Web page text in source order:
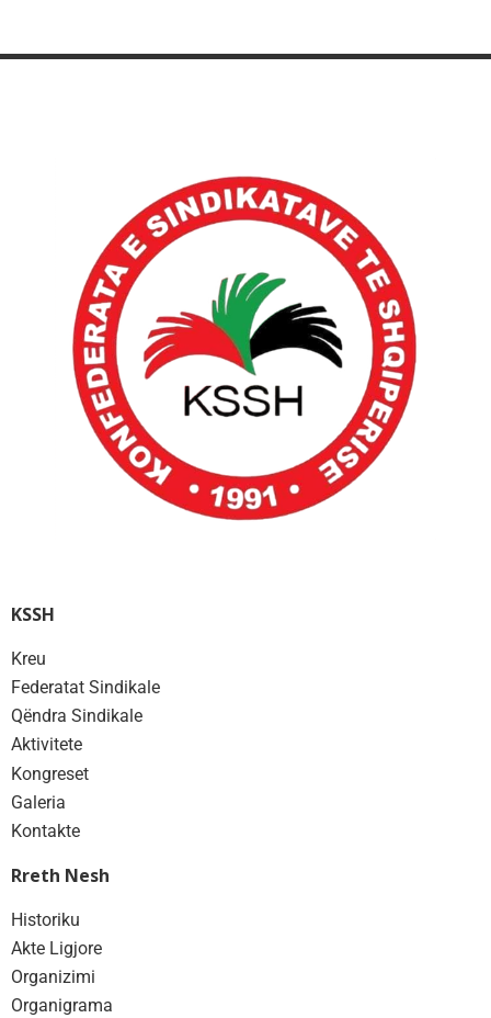
KSSH
Kreu
Federatat Sindikale
Qëndra Sindikale
Aktivitete
Kongreset
Galeria
Kontakte
Rreth Nesh
Historiku
Akte Ligjore
Organizimi
Organigrama